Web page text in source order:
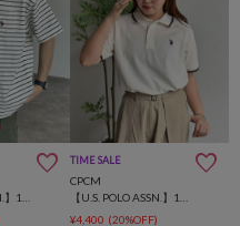
TIME SALE
CPCM
¥4,400 (20%OFF)